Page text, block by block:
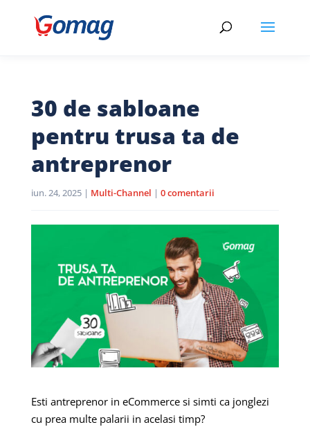
30 de sabloane
pentru trusa ta de
antreprenor
iun. 24, 2025| Multi-Channel | 0 comentarii
Esti antreprenor in eCommerce si simti ca jonglezi
cu prea multe palarii in acelasi timp?